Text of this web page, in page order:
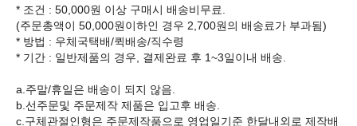
* 조건 : 50,000원 이상 구매시 배송비무료.
(주문총액이 50,000원이하인 경우 2,700원의 배송료가 부과됨)
* 방법 : 우체국택배/퀵배송/직수령
* 기간 : 일반제품의 경우, 결제완료 후 1~3일이내 배송.
a.주말/휴일은 배송이 되지 않음.
b.선주문및 주문제작 제품은 입고후 배송.
c.구체관절인형은 주문제작품으로 영업일기준 한달내외로 제작배